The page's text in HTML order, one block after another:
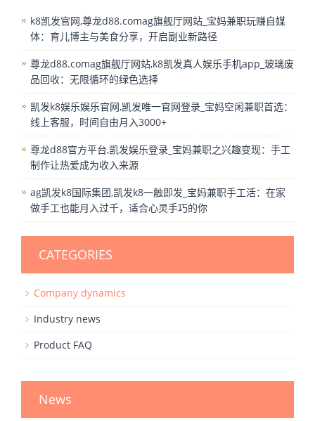
k8凯发官网,尊龙d88.comag旗舰厅网站_宝妈兼职玩赚自媒
体：育儿博主与美食分享，开启副业新路径
尊龙d88.comag旗舰厅网站,k8凯发真人娱乐手机app_玻璃废
品回收：无限循环的绿色选择
凯发k8娱乐娱乐官网,凯发唯一官网登录_宝妈空闲兼职首选：
线上客服，时间自由月入3000+
尊龙d88官方平台,凯发娱乐登录_宝妈兼职之兴趣变现：手工
制作让热爱成为收入来源
ag凯发k8国际集团,凯发k8一触即发_宝妈兼职手工活：在家
做手工也能月入过千，适合心灵手巧的你
CATEGORIES
Company dynamics
Industry news
Product FAQ
News